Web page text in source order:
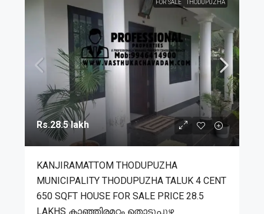
FOR SALE THODUPUZHA
Rs.28.5 lakh
KANJIRAMATTOM THODUPUZHA
MUNICIPALITY THODUPUZHA TALUK 4 CENT
650 SQFT HOUSE FOR SALE PRICE 28.5
LAKHS കാഞ്ഞിരമറ്റം തൊടുപുഴ